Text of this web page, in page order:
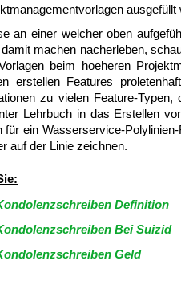
ausgefüllt
an einer welcher oben
machen nacherleben,
beim hoeheren
erstellen Features
zu vielen Feature-
Lehrbuch in das Erstellen
für ein Wasserservice-
auf der Linie zeichnen.
Definition
Bei Suizid
Geld